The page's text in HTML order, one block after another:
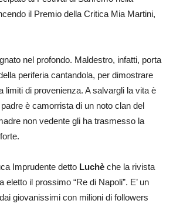
il Premio della Critica Mia Martini,
nel profondo. Maldestro, infatti, porta
periferia cantandola, per dimostrare
limiti di provenienza. A salvargli la vita è
è camorrista di un noto clan del
non vedente gli ha trasmesso la
Imprudente detto Luchè che la rivista
eletto il prossimo “Re di Napoli”. E’ un
giovanissimi con milioni di followers